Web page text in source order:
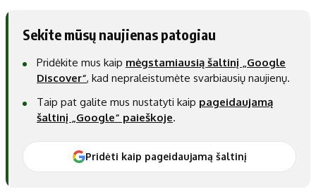
Sekite mūsų naujienas patogiau
Pridėkite mus kaip mėgstamiausią šaltinį „Google
Discover“, kad nepraleistumėte svarbiausių naujienų.
Taip pat galite mus nustatyti kaip pageidaujamą
šaltinį „Google“ paieškoje.
Pridėti kaip pageidaujamą šaltinį